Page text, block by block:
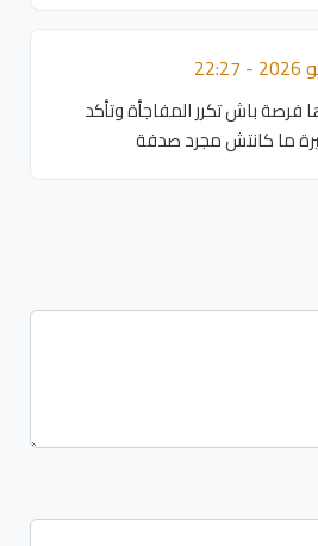
فرصة باش تكرر المفاجأة وتأكد
ما كانتش مجرد صدفة